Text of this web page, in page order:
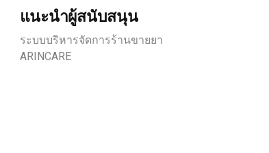
แนะนำผู้สนับสนุน
ระบบบริหารจัดการร้านขายยา
ARINCARE